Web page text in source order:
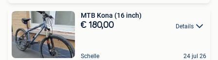
MTB Kona (16 inch)
€ 180,00 Details
Schelle 24 jul 26